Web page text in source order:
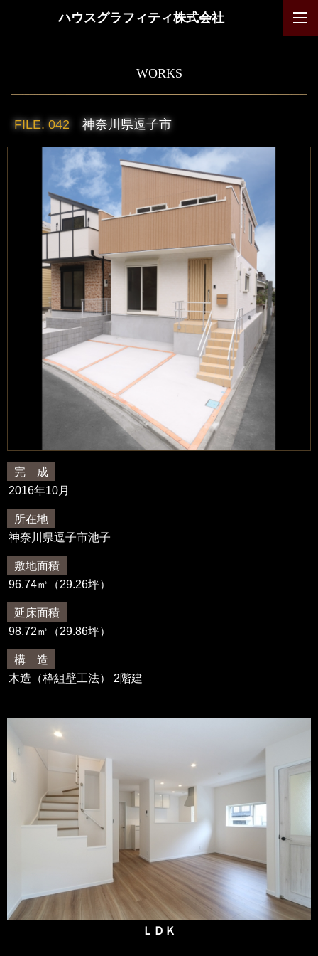
ハウスグラフィティ株式会社
WORKS
FILE. 042 神奈川県逗子市
完 成
2016年10月
所在地
神奈川県逗子市池子
敷地面積
96.74㎡（29.26坪）
延床面積
98.72㎡（29.86坪）
構 造
木造（枠組壁工法） 2階建
ＬＤＫ